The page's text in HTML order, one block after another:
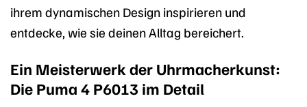
ihrem dynamischen Design inspirieren und
entdecke, wie sie deinen Alltag bereichert.
Ein Meisterwerk der Uhrmacherkunst:
Die Puma 4 P6013 im Detail